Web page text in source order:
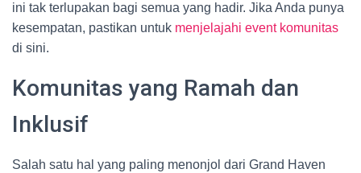
ini tak terlupakan bagi semua yang hadir. Jika Anda punya
kesempatan, pastikan untuk menjelajahi event komunitas
di sini.
Komunitas yang Ramah dan
Inklusif
Salah satu hal yang paling menonjol dari Grand Haven